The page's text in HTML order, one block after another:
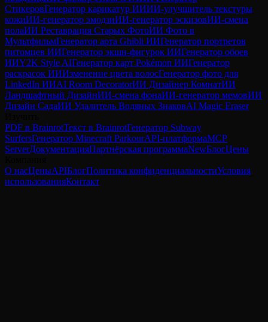
СтикеровГенератор карикатур ИИИИ-улучшитель текстуры
кожиИИ-генератор эмодзиИИ-генератор эскизовИИ-смена
полаИИ Реставрация Старых ФотоИИ Фото в
МультфильмГенератор арта Ghibli ИИГенератор портретов
питомцев ИИГенератор экшн-фигурок ИИГенератор обоев
ИИY2K Style AIГенератор карт Pokémon ИИГенератор
раскрасок ИИИзменение цвета волосГенератор фото для
LinkedIn ИИAI Room DecoratorИИ Дизайнер КомнатИИ
Ландшафтный ДизайнИИ-смена фонаИИ-генератор мемовИИ
Дизайн СадаИИ Удалитель Водяных ЗнаковAI Magic Eraser
PDF в BrainrotТекст в BrainrotГенератор Subway
SurfersГенератор Minecraft ParkourAPI-платформаMCP
ServerДокументацияПартнёрская программаNewБлогЦены
О насЦеныAPIБлогПолитика конфиденциальностиУсловия
использованияКонтакт